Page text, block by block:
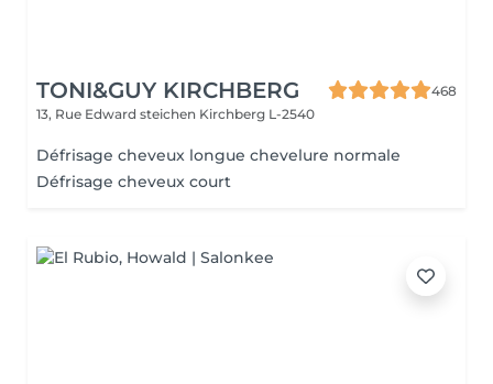
TONI&GUY KIRCHBERG
468
13, Rue Edward steichen Kirchberg L-2540
Défrisage cheveux longue chevelure normale
Défrisage cheveux court